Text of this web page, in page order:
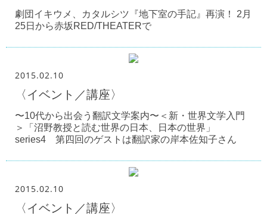
劇団イキウメ、カタルシツ『地下室の手記』再演！ 2月
25日から赤坂RED/THEATERで
2015.02.10
〈イベント／講座〉
〜10代から出会う翻訳文学案内〜＜新・世界文学入門
＞「沼野教授と読む世界の日本、日本の世界」
series4 第四回のゲストは翻訳家の岸本佐知子さん
2015.02.10
〈イベント／講座〉